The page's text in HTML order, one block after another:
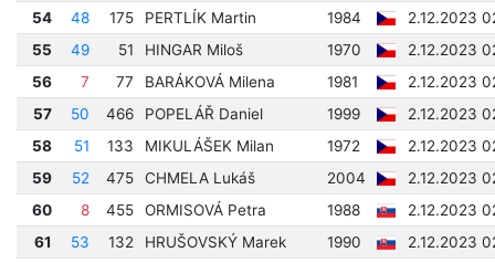
54
48 175 PERTLÍK Martin 1984
2.12.2023
55
49 51 HINGAR Miloš 1970
2.12.2023
56
7 77 BARÁKOVÁ Milena 1981
2.12.2023
57
50 466 POPELÁŘ Daniel 1999
2.12.2023
58
51 133 MIKULÁŠEK Milan 1972
2.12.2023
59
52 475 CHMELA Lukáš 2004
2.12.2023
60
8 455 ORMISOVÁ Petra 1988
2.12.2023
61
53 132 HRUŠOVSKÝ Marek 1990
2.12.2023